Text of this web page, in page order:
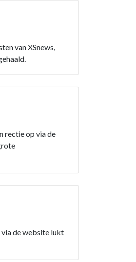
van XSnews,
rectie op via de
via de website lukt